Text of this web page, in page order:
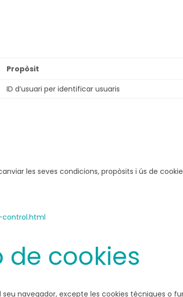
Propòsit
ID d’usuari per identificar usuaris
les seves condicions, propòsits i ús de
de cookies
navegador, excepte les cookies tècniques o